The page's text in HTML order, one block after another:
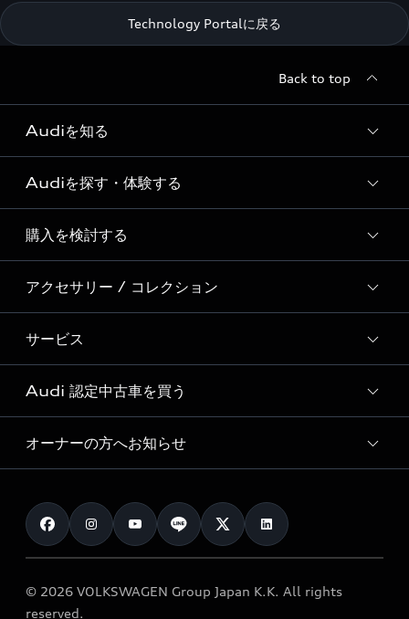
Technology Portalに戻る
Back to top
Audiを知る
Audi ブランド
Story of Progress
Audi Sport
Formula 1®
デジタルサービス
Audiを探す・体験する
ディーラー検索
新車在庫検索
試乗車・展示車検索
見積もり依頼
試乗予約
購入を検討する
モデル一覧
特別仕様モデル / 限定モデル
e-tronラインアップ
価格シミュレーション
車両比較
カタログ一覧
アクセサリー / コレクション
純正アクセサリー
オンラインショップ
Audi collection
アウディナビアプリ
サービス
サービス入庫予約
サービスプログラム
メンテナンス
車検 / 定期点検
e-tronアフターサポート
Audi 認定中古車を買う
Audi認定中古車
クオリティ
保証
メンテナンス
オーナーの方へお知らせ
お知らせ
オーナー様向けキャンペーン
特定整備適用車一覧
© 2026 VOLKSWAGEN Group Japan K.K. All rights
reserved.